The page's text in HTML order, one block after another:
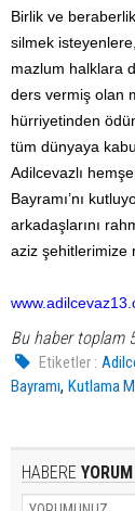
Birlik ve
silmek
mazlum halklara
ders vermiş olan
hürriyetinden
tüm dünyaya
Adilcevazlı
Bayramı’nı
arkadaşlarını
aziz şehitlerimize
Bu haber toplam
Etiketler :
Bayramı, Kutlama
HABERE